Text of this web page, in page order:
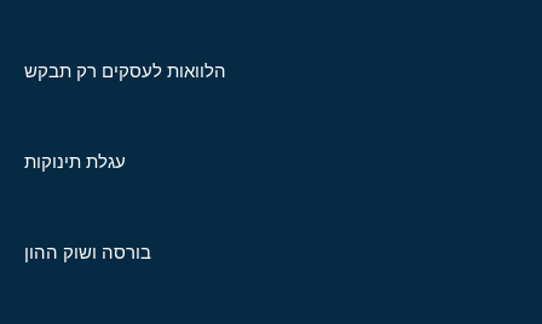
הלוואות לעסקים רק תבקש
עגלת תינוקות
בורסה ושוק ההון